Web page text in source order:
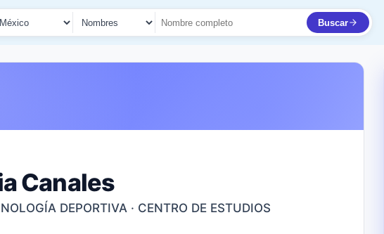
de búsqueda
o documento
Buscar
Canales
DEPORTIVA · CENTRO DE ESTUDIOS